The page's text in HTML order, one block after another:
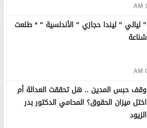
" ليالي " ليندا حجازي " الأندلسية " * طلعت
شناعة
وقف حبس المدين .. هل تحققت العدالة أم
اختل ميزان الحقوق؟ المحامي الدكتور بدر
الزيود